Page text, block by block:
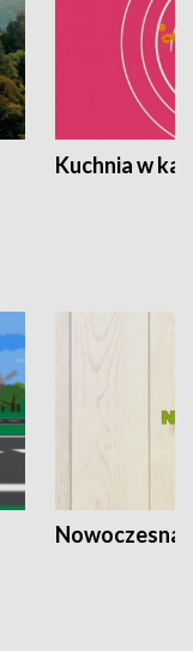
Kuchnia w
Nowoczesna